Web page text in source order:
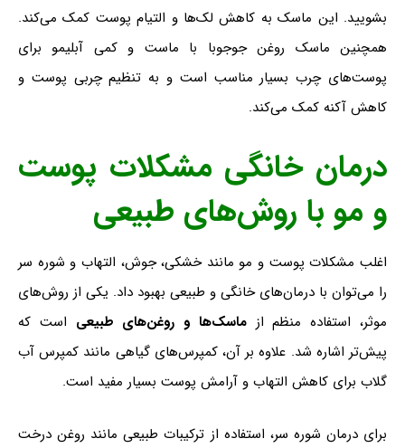
بشویید. این ماسک به کاهش لک‌ها و التیام پوست کمک می‌کند.
همچنین ماسک روغن جوجوبا با ماست و کمی آبلیمو برای
پوست‌های چرب بسیار مناسب است و به تنظیم چربی پوست و
کاهش آکنه کمک می‌کند.
درمان خانگی مشکلات پوست
و مو با روش‌های طبیعی
اغلب مشکلات پوست و مو مانند خشکی، جوش، التهاب و شوره سر
را می‌توان با درمان‌های خانگی و طبیعی بهبود داد. یکی از روش‌های
موثر، استفاده منظم ازماسک‌ها و روغن‌های طبیعی است که
پیش‌تر اشاره شد. علاوه بر آن، کمپرس‌های گیاهی مانند کمپرس آب
گلاب برای کاهش التهاب و آرامش پوست بسیار مفید است.
برای درمان شوره سر، استفاده از ترکیبات طبیعی مانند روغن درخت